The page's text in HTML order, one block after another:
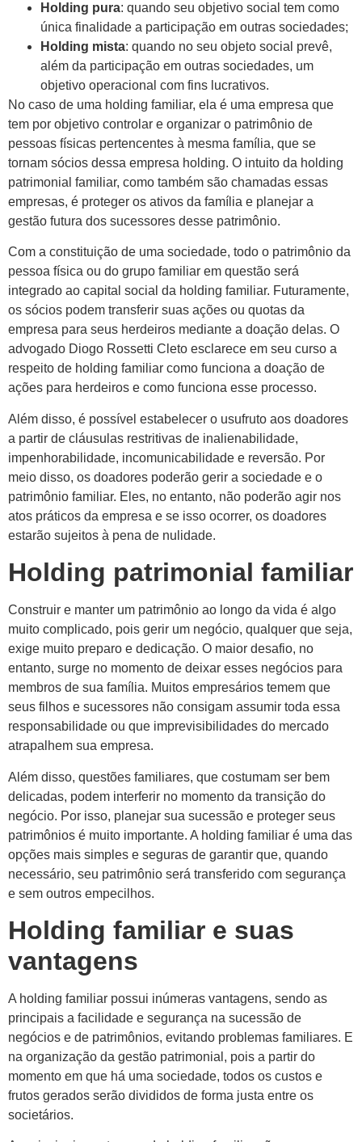
Holding pura: quando seu objetivo social tem como
única finalidade a participação em outras sociedades;
Holding mista: quando no seu objeto social prevê,
além da participação em outras sociedades, um
objetivo operacional com fins lucrativos.
No caso de uma holding familiar, ela é uma empresa que
tem por objetivo controlar e organizar o patrimônio de
pessoas físicas pertencentes à mesma família, que se
tornam sócios dessa empresa holding. O intuito da holding
patrimonial familiar, como também são chamadas essas
empresas, é proteger os ativos da família e planejar a
gestão futura dos sucessores desse patrimônio.
Com a constituição de uma sociedade, todo o patrimônio da
pessoa física ou do grupo familiar em questão será
integrado ao capital social da holding familiar. Futuramente,
os sócios podem transferir suas ações ou quotas da
empresa para seus herdeiros mediante a doação delas. O
advogado Diogo Rossetti Cleto esclarece em seu curso a
respeito de holding familiar como funciona a doação de
ações para herdeiros e como funciona esse processo.
Além disso, é possível estabelecer o usufruto aos doadores
a partir de cláusulas restritivas de inalienabilidade,
impenhorabilidade, incomunicabilidade e reversão. Por
meio disso, os doadores poderão gerir a sociedade e o
patrimônio familiar. Eles, no entanto, não poderão agir nos
atos práticos da empresa e se isso ocorrer, os doadores
estarão sujeitos à pena de nulidade.
Holding patrimonial familiar
Construir e manter um patrimônio ao longo da vida é algo
muito complicado, pois gerir um negócio, qualquer que seja,
exige muito preparo e dedicação. O maior desafio, no
entanto, surge no momento de deixar esses negócios para
membros de sua família. Muitos empresários temem que
seus filhos e sucessores não consigam assumir toda essa
responsabilidade ou que imprevisibilidades do mercado
atrapalhem sua empresa.
Além disso, questões familiares, que costumam ser bem
delicadas, podem interferir no momento da transição do
negócio. Por isso, planejar sua sucessão e proteger seus
patrimônios é muito importante. A holding familiar é uma das
opções mais simples e seguras de garantir que, quando
necessário, seu patrimônio será transferido com segurança
e sem outros empecilhos.
Holding familiar e suas
vantagens
A holding familiar possui inúmeras vantagens, sendo as
principais a facilidade e segurança na sucessão de
negócios e de patrimônios, evitando problemas familiares. E
na organização da gestão patrimonial, pois a partir do
momento em que há uma sociedade, todos os custos e
frutos gerados serão divididos de forma justa entre os
societários.